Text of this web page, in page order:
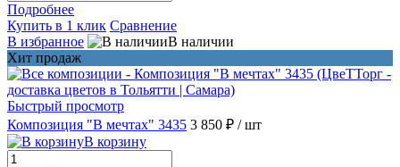
Подробнее
Купить в 1 клик Сравнение
В избранное
В наличии
Хит продаж
Быстрый просмотр
Композиция "В мечтах" 3435 3 850 ₽ / шт
В корзину